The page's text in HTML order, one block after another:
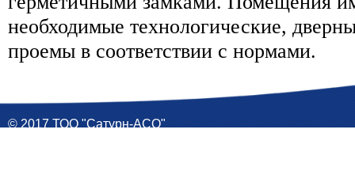
необходимые технологические,
проемы в соответствии с нормами.
© 2017 ТОО "Сатурн-АСО"